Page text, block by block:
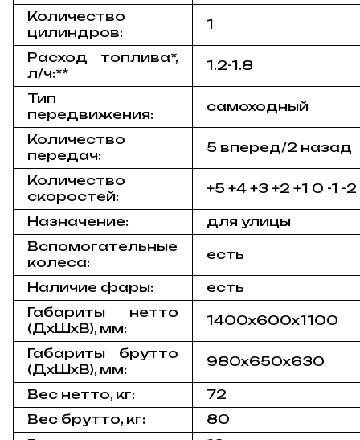
Количество
цилиндров:
1
Расход топлива*,
л/ч:**
1.2-1.8
Тип
передвижения:
самоходный
Количество
передач:
5 вперед/2 назад
Количество
скоростей:
+5 +4 +3 +2 +1 0 -1 -2
Назначение:
для улицы
Вспомогательные
колеса:
есть
Наличие фары:
есть
Габариты нетто
(ДxШxВ), мм:
1400х600х1100
Габариты брутто
(ДxШxВ), мм:
980х650х630
Вес нетто, кг:
72
Вес брутто, кг:
80